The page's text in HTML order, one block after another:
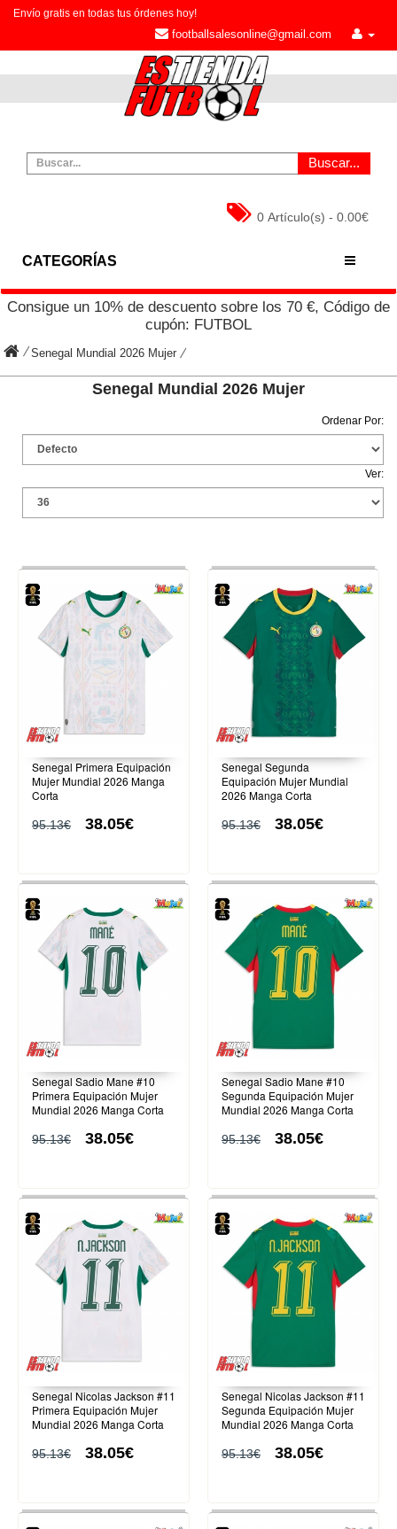
Envío gratis en todas tus órdenes hoy!
footballsalesonline@gmail.com
Buscar...
0 Artículo(s) - 0.00€
CATEGORÍAS
Consigue un 10% de descuento sobre los 70 €, Código de
cupón: FUTBOL
Senegal Mundial 2026 Mujer
Senegal Mundial 2026 Mujer
Ordenar Por:
Ver:
Senegal Primera Equipación
Mujer Mundial 2026 Manga
Corta
95.13€ 38.05€
Senegal Segunda
Equipación Mujer Mundial
2026 Manga Corta
95.13€ 38.05€
Senegal Sadio Mane #10
Primera Equipación Mujer
Mundial 2026 Manga Corta
95.13€ 38.05€
Senegal Sadio Mane #10
Segunda Equipación Mujer
Mundial 2026 Manga Corta
95.13€ 38.05€
Senegal Nicolas Jackson #11
Primera Equipación Mujer
Mundial 2026 Manga Corta
95.13€ 38.05€
Senegal Nicolas Jackson #11
Segunda Equipación Mujer
Mundial 2026 Manga Corta
95.13€ 38.05€